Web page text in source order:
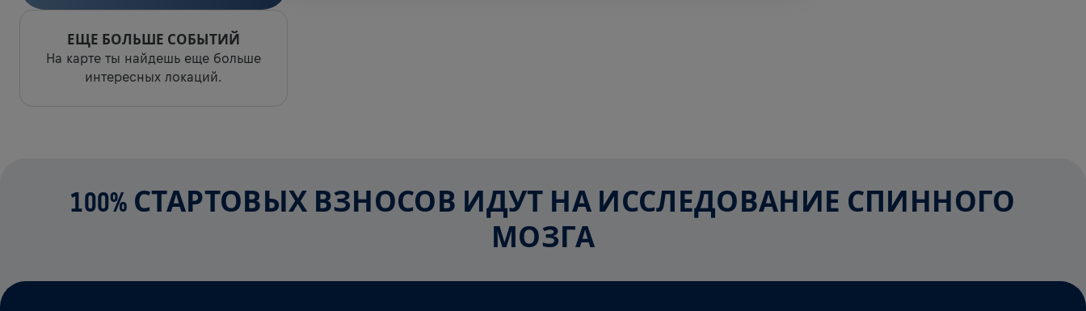
ЕЩЕ БОЛЬШЕ СОБЫТИЙ
На карте ты найдешь еще больше
интересных локаций.
100% СТАРТОВЫХ ВЗНОСОВ ИДУТ НА ИССЛЕДОВАНИЕ СПИННОГО
МОЗГА